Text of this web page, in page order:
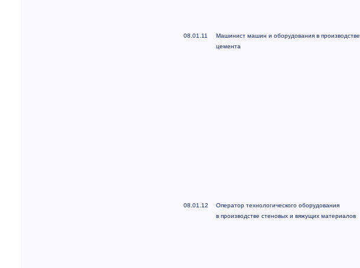
08.01.11
Машинист машин и оборудования в производстве
цемента
08.01.12
Оператор технологического оборудования
в производстве стеновых и вяжущих материалов